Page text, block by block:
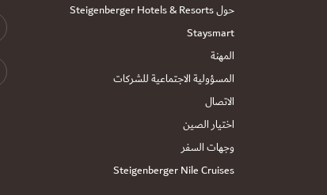
حول Steigenberger Hotels & Resorts
Staysmart
المهنة
المسؤولية الاجتماعية للشركات
الاتصال
اختيار الصين
وجهات السفر
Steigenberger Nile Cruises